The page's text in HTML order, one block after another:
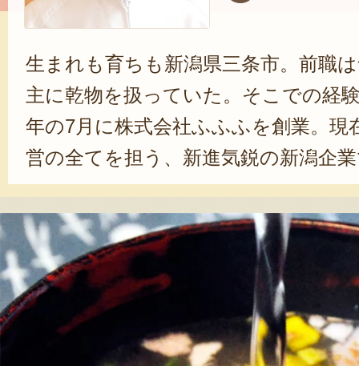
生まれも育ちも新潟県三条市。前職
主に乾物を扱っていた。そこでの経
年の7月に株式会社ふふふを創業。現
営の全てを担う、新進気鋭の新潟企
ふふとは「麩」ではなく、「微笑み
いっぱい、幸せいっぱい」になれる
トーとしている。
商品企画・事務・営業・Web業務と
中、現在手掛けている最中（もなか
一つ一つは何と”手作り”で製品化さ